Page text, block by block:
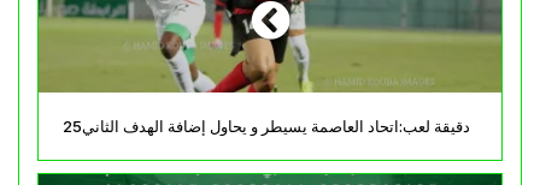
25دقيقة لعب:اتحاد العاصمة يسيطر و يحاول إضافة الهدف الثاني